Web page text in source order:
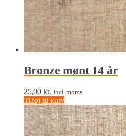
Bronze mønt 14 år
25,00 kr. Incl. moms
Tilføj til kurv